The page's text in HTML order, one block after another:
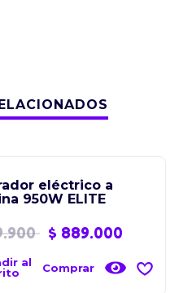
eléctrico a
950W ELITE
$ 889.000
al
Comprar